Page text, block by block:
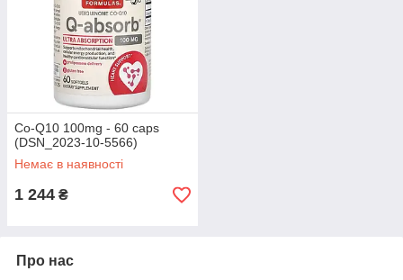
Co-Q10 100mg - 60 caps
(DSN_2023-10-5566)
Немає в наявності
1 244 ₴
Про нас